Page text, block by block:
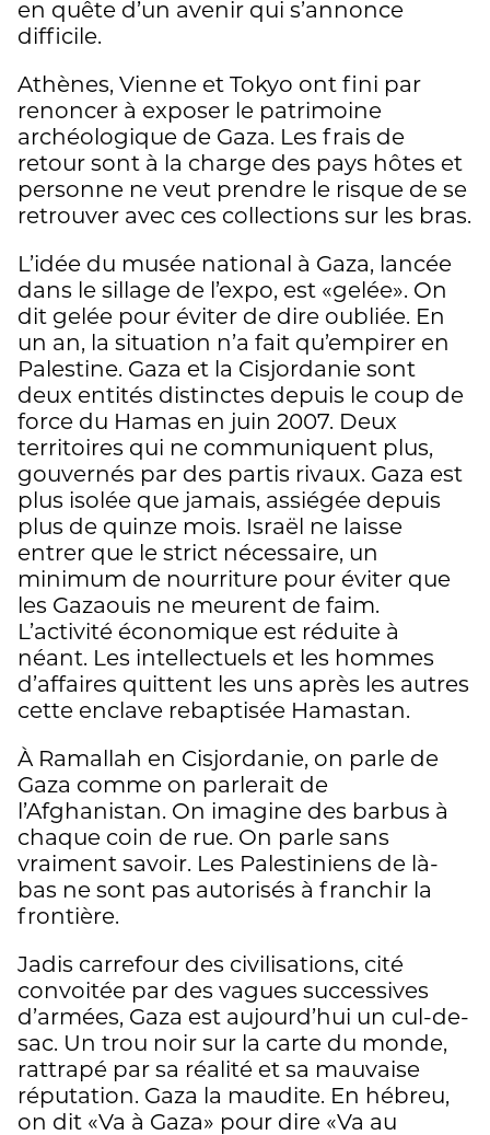
en quête d’un avenir qui s’annonce
difficile.
Athènes, Vienne et Tokyo ont fini par
renoncer à exposer le patrimoine
archéologique de Gaza. Les frais de
retour sont à la charge des pays hôtes et
personne ne veut prendre le risque de se
retrouver avec ces collections sur les bras.
L’idée du musée national à Gaza, lancée
dans le sillage de l’expo, est «gelée». On
dit gelée pour éviter de dire oubliée. En
un an, la situation n’a fait qu’empirer en
Palestine. Gaza et la Cisjordanie sont
deux entités distinctes depuis le coup de
force du Hamas en juin 2007. Deux
territoires qui ne communiquent plus,
gouvernés par des partis rivaux. Gaza est
plus isolée que jamais, assiégée depuis
plus de quinze mois. Israël ne laisse
entrer que le strict nécessaire, un
minimum de nourriture pour éviter que
les Gazaouis ne meurent de faim.
L’activité économique est réduite à
néant. Les intellectuels et les hommes
d’affaires quittent les uns après les autres
cette enclave rebaptisée Hamastan.
À Ramallah en Cisjordanie, on parle de
Gaza comme on parlerait de
l’Afghanistan. On imagine des barbus à
chaque coin de rue. On parle sans
vraiment savoir. Les Palestiniens de là-
bas ne sont pas autorisés à franchir la
frontière.
Jadis carrefour des civilisations, cité
convoitée par des vagues successives
d’armées, Gaza est aujourd’hui un cul-de-
sac. Un trou noir sur la carte du monde,
rattrapé par sa réalité et sa mauvaise
réputation. Gaza la maudite. En hébreu,
on dit «Va à Gaza» pour dire «Va au